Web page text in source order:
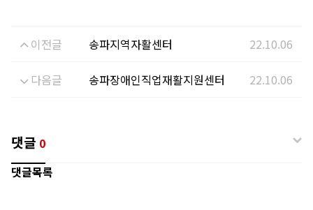
이전글 송파지역자활센터 22.10.06
다음글 송파장애인직업재활지원센터 22.10.06
댓글 0
댓글목록